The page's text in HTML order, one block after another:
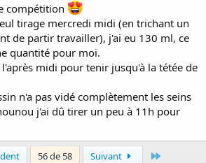
compétition
tirage mercredi midi (en trichant un
de partir travailler), j'ai eu 130 ml, ce
quantité pour moi.
midi pour tenir jusqu'à la tétée de
n'a pas vidé complètement les seins
j'ai dû tirer un peu à 11h pour
56 de 58 Suivant